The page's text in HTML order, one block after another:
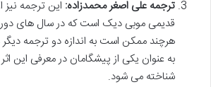
ترجمه علی اصغر محمدزاده: این ترجمه
قدیمی موبی دیک است که در سال های
هرچند ممکن است به اندازه دو ترجمه
به عنوان یکی از پیشگامان در معرفی این
شناخته می شود.